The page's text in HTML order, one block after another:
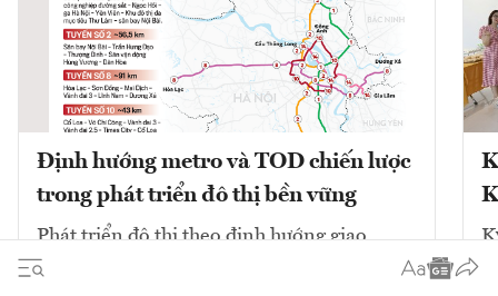
Định hướng metro và TOD chiến lược
trong phát triển đô thị bền vững
Phát triển đô thị theo định hướng giao
thông công cộng (TOD) kết hợp với mạng